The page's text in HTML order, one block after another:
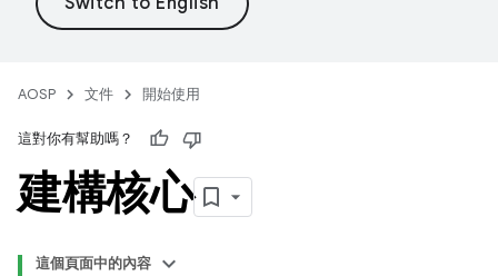
AOSP 文件 開始使用
這對你有幫助嗎？
建構核心
這個頁面中的內容